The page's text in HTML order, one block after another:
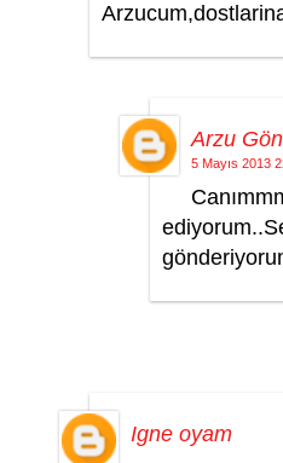
Arzu
5 Mayıs 2013
Igne oyam